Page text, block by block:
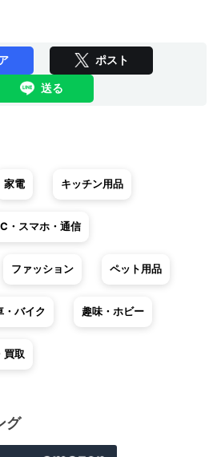
ポスト
送る
家電 キッチン用品
・スマホ・通信
ファッション ペット用品
・バイク 趣味・ホビー
買取
グ